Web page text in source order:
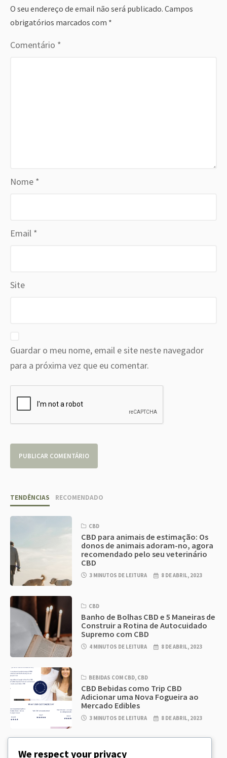
O seu endereço de email não será publicado. Campos
obrigatórios marcados com *
Comentário *
Nome *
Email *
Site
Guardar o meu nome, email e site neste navegador
para a próxima vez que eu comentar.
TENDÊNCIAS RECOMENDADO
CBD
CBD para animais de estimação: Os
donos de animais adoram-no, agora
recomendado pelo seu veterinário
CBD
3 MINUTOS DE LEITURA 8 DE ABRIL, 2023
CBD
Banho de Bolhas CBD e 5 Maneiras de
Construir a Rotina de Autocuidado
Supremo com CBD
4 MINUTOS DE LEITURA 8 DE ABRIL, 2023
BEBIDAS COM CBD, CBD
CBD Bebidas como Trip CBD
Adicionar uma Nova Fogueira ao
Mercado Edibles
3 MINUTOS DE LEITURA 8 DE ABRIL, 2023
CBD EDIBLES
We respect your privacy